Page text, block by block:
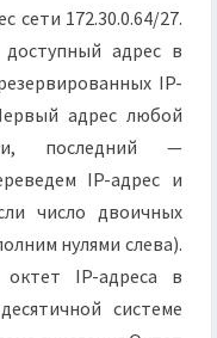
сети 172.30.0.64/27.
адрес в
IP-
адрес любой
последний —
IP-адрес и
число двоичных
нулями слева).
IP-адреса в
системе